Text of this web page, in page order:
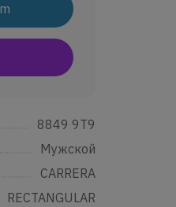
8849 9T9
Мужской
CARRERA
RECTANGULAR